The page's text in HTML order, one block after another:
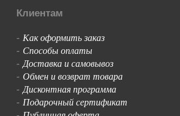
Клиентам
- Как оформить заказ
- Способы оплаты
-Доставка и самовывоз
- Обмен и возврат товара
-Дисконтная программа
- Подарочный сертификат